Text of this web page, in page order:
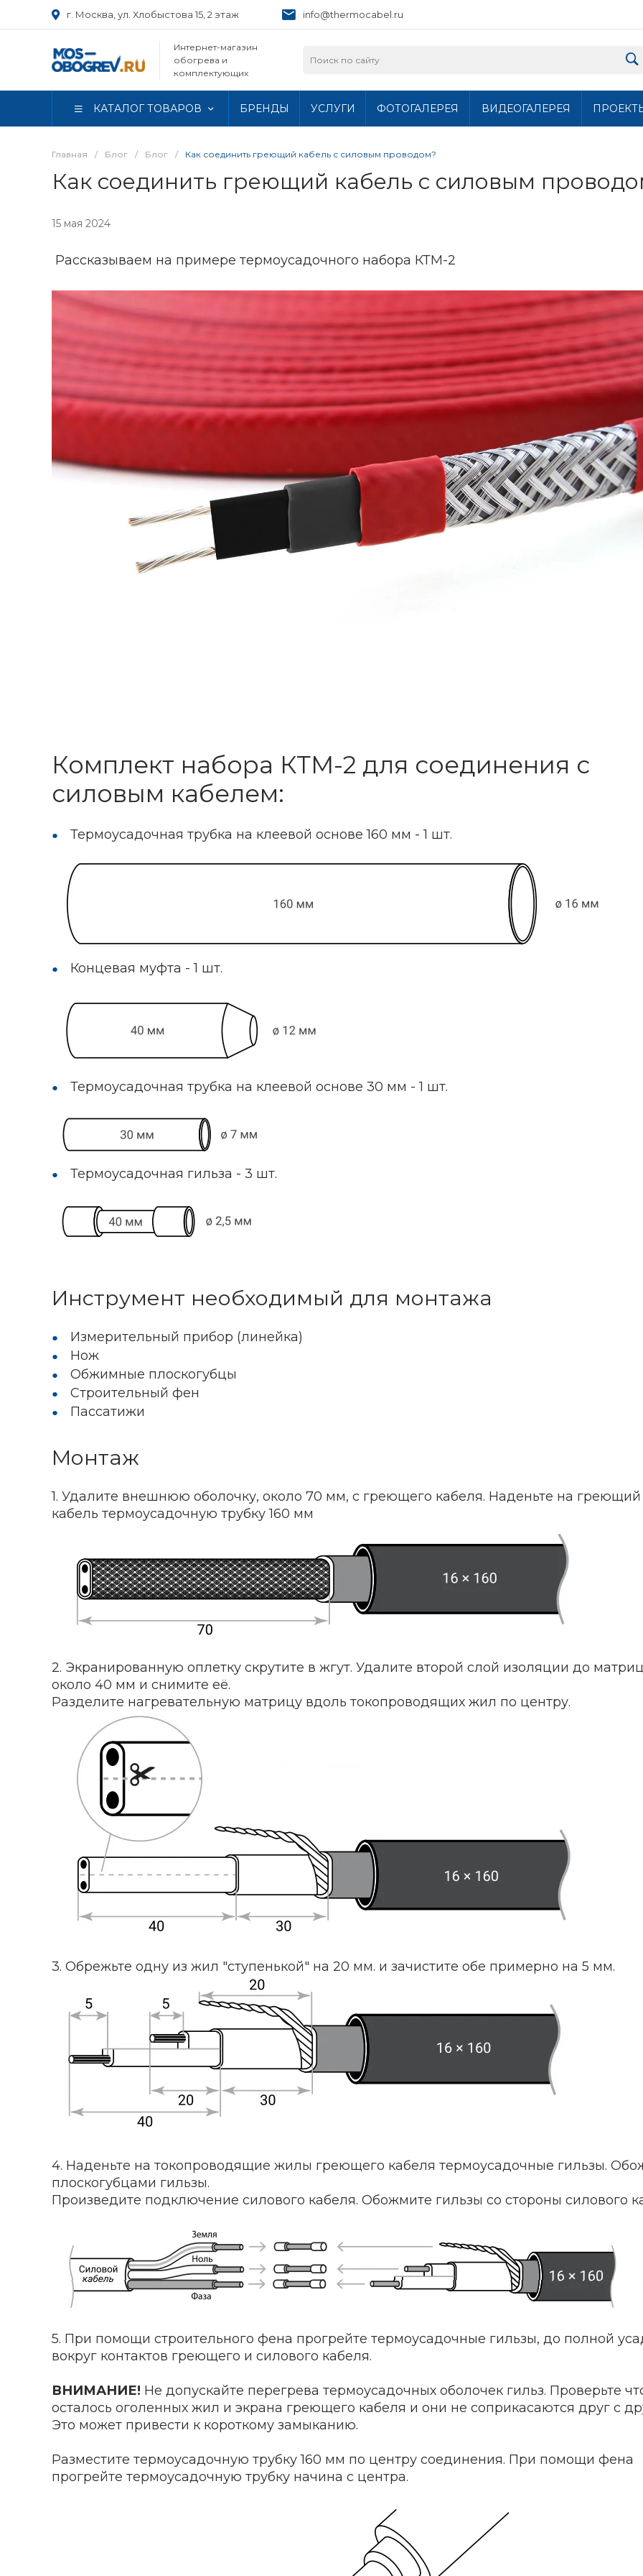
г. Москва, ул. Хлобыстова 15, 2 этаж info@thermocabel.ru
Интернет-магазин
обогрева и
комплектующих
КАТАЛОГ ТОВАРОВ БРЕНДЫ УСЛУГИ ФОТОГАЛЕРЕЯ ВИДЕОГАЛЕРЕЯ
Главная / Блог / Блог / Как соединить греющий кабель с силовым проводом?
Как соединить греющий кабель с силовым
15 мая 2024
Рассказываем на примере термоусадочного набора КТМ-2
Комплект набора КТМ-2 для соединения с
силовым кабелем:
Термоусадочная трубка на клеевой основе 160 мм - 1 шт.
Концевая муфта - 1 шт.
Термоусадочная трубка на клеевой основе 30 мм - 1 шт.
Термоусадочная гильза - 3 шт.
Инструмент необходимый для монтажа
Измерительный прибор (линейка)
Нож
Обжимные плоскогубцы
Строительный фен
Пассатижи
Монтаж
1. Удалите внешнюю оболочку, около 70 мм, с греющего кабеля. Наденьте на греющий
кабель термоусадочную трубку 160 мм
2. Экранированную оплетку скрутите в жгут. Удалите второй слой изоляции до
около 40 мм и снимите её.
Разделите нагревательную матрицу вдоль токопроводящих жил по центру.
3. Обрежьте одну из жил "ступенькой" на 20 мм. и зачистите обе примерно на 5 мм.
4. Наденьте на токопроводящие жилы греющего кабеля термоусадочные гильзы.
плоскогубцами гильзы.
Произведите подключение силового кабеля. Обожмите гильзы со стороны силового
5. При помощи строительного фена прогрейте термоусадочные гильзы, до полной
вокруг контактов греющего и силового кабеля.
ВНИМАНИЕ! Не допускайте перегрева термоусадочных оболочек гильз. Проверьте
осталось оголенных жил и экрана греющего кабеля и они не соприкасаются друг с
Это может привести к короткому замыканию.
Разместите термоусадочную трубку 160 мм по центру соединения. При помощи фена
прогрейте термоусадочную трубку начина с центра.